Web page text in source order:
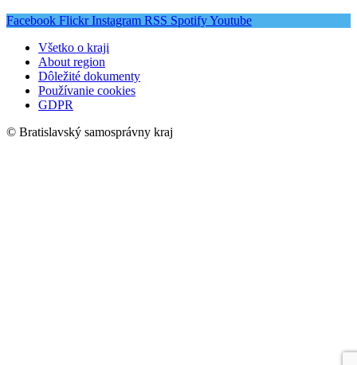
Facebook Flickr Instagram RSS SpotifyYoutube
Všetko o kraji
About region
Dôležité dokumenty
Používanie cookies
GDPR
© Bratislavský samosprávny kraj